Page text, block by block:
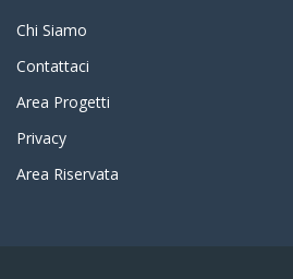
Chi Siamo
Contattaci
Area Progetti
Privacy
Area Riservata